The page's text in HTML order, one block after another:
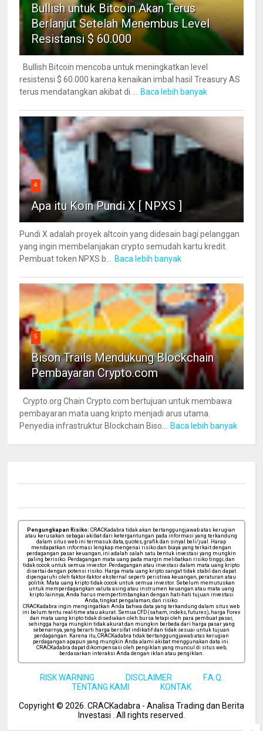
Bullish untuk Bitcoin Akan Terus
Berlanjut Setelah Menembus Level
Resistansi $ 60.000
Bullish Bitcoin mencoba untuk meningkatkan level
resistensi $ 60.000 karena kenaikan imbal hasil Treasury AS
terus mendatangkan akibat di ...
Baca lebih banyak
4
Apa itu Koin Pundi X [ NPXS ]
Pundi X adalah proyek altcoin yang didesain bagi pelanggan
yang ingin membelanjakan crypto semudah kartu kredit.
Pembuat token NPXS b...
Baca lebih banyak
5
Bison Trails Mendukung Blockchain
Pembayaran Crypto.com
Crypto.org Chain Crypto.com bertujuan untuk membawa
pembayaran mata uang kripto menjadi arus utama.
Penyedia infrastruktur Blockchain Biso...
Baca lebih banyak
Pengungkapan Risiko: CRACKadabra tidak akan bertanggungjawab atas kerugian
atau kerusakan sebagai akibat dari ketergantungan pada informasi yang terkandung
dalam situs web ini termasuk data, quotes, grafik dan sinyal beli/jual. Harap
mendapatkan informasi lengkap mengenai risiko dan biaya yang terkait dengan
perdagangan pasar keuangan, ini adalah salah satu bentuk investasi yang mungkin
paling berisiko. Perdagangan mata uang pada margin melibatkan risiko tinggi, dan
tidak cocok untuk semua investor. Perdagangan atau investasi dalam mata uang kripto
disertai dengan potensi risiko. Harga mata uang kripto sangat tidak stabil dan dapat
dipengaruhi oleh faktor-faktor eksternal seperti peristiwa keuangan, peraturan atau
politik. Mata uang kripto tidak cocok untuk semua investor. Sebelum memutuskan
untuk memperdagangkan valuta asing atau instrumen keuangan atau mata uang
kripto lainnya, Anda harus mempertimbangkan dengan hati-hati tujuan investasi
Anda, tingkat pengalaman, dan risiko.
CRACKadabra ingin mengingatkan Anda bahwa data yang terkandung dalam situs web
ini belum tentu real-time atau akurat. Semua CFD (saham, indeks, futures), harga Forex
dan mata uang kripto tidak disediakan oleh bursa tetapi oleh para pembuat pasar,
sehingga harga mungkin tidak akurat dan mungkin berbeda dari harga pasar yang
sebenarnya, yang berarti harga bersifat indikatif dan tidak sesuai untuk tujuan
perdagangan. Karena itu, CRACKadabra tidak bertanggungjawab atas kerugian
perdagangan apapun yang mungkin Anda alami akibat menggunakan data ini.
CRACKadabra dapat dikompensasi oleh pengiklan yang muncul di situs web,
berdasarkan interaksi Anda dengan iklan atau pengiklan.
RISK WARNING DISCLAIMER
F.A.Q.
TENTANG KAMI
KONTAK
Copyright © 2026 . CRACKadabra - Analisa Trading dan Berita
Investasi . All rights reserved.